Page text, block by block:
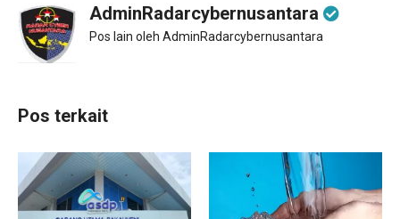
AdminRadarcybernusantara
Pos lain oleh AdminRadarcybernusantara
Pos terkait